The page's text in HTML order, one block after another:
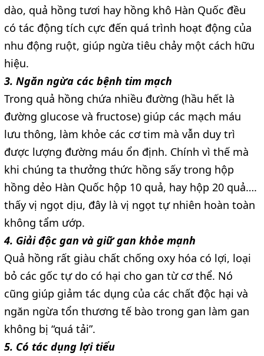
dào, quả hồng tươi hay hồng khô Hàn Quốc đều
có tác động tích cực đến quá trình hoạt động của
nhu động ruột, giúp ngừa tiêu chảy một cách hữu
hiệu.
3. Ngăn ngừa các bệnh tim mạch
Trong quả hồng chứa nhiều đường (hầu hết là
đường glucose và fructose) giúp các mạch máu
lưu thông, làm khỏe các cơ tim mà vẫn duy trì
được lượng đường máu ổn định. Chính vì thế mà
khi chúng ta thưởng thức hồng sấy trong hộp
hồng dẻo Hàn Quốc hộp 10 quả, hay hộp 20 quả….
thấy vị ngọt dịu, đây là vị ngọt tự nhiên hoàn toàn
không tẩm ướp.
4. Giải độc gan và giữ gan khỏe mạnh
Quả hồng rất giàu chất chống oxy hóa có lợi, loại
bỏ các gốc tự do có hại cho gan từ cơ thể. Nó
cũng giúp giảm tác dụng của các chất độc hại và
ngăn ngừa tổn thương tế bào trong gan làm gan
không bị “quá tải”.
5. Có tác dụng lợi tiểu